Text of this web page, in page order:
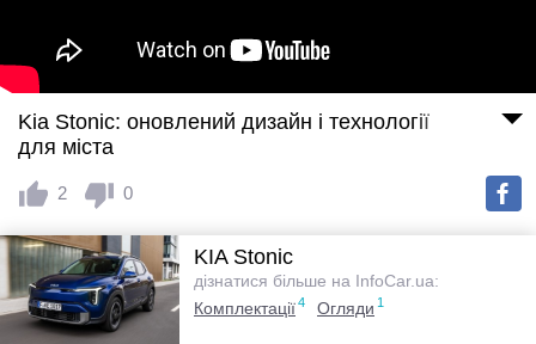
Kia Stonic: оновлений дизайн і технології
для міста
2 0
KIA Stonic
дізнатися більше на InfoCar.ua:
Комплектації4 Огляди 1